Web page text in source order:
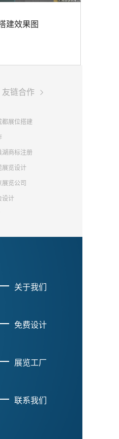
建效果图
友链合作 
都展位搭建
湖商标注册
展览设计
展览公司
设计
关于我们
免费设计
展览工厂
联系我们